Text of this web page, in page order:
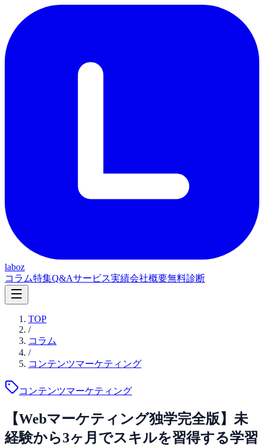
laboz
コラム特集Q&Aサービス実績会社概要無料診断
TOP
/
コラム
/
コンテンツマーケティング
コンテンツマーケティング
【Webマーケティング独学完全版】未
経験から3ヶ月でスキルを習得する学習